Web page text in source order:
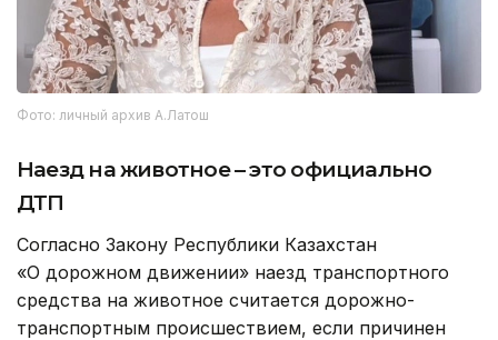
Фото: личный архив А.Латош
Наезд на животное–это официально
ДТП
Согласно Закону Республики Казахстан
«О дорожном движении» наезд транспортного
средства на животное считается дорожно-
транспортным происшествием, если причинен